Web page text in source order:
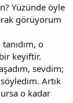
Yüzünde öyle
görüyorum
o
keyiftir.
sevdim;
Artık
o kadar